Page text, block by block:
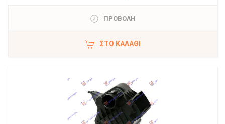
ΠΡΟΒΟΛΗ
ΣΤΟ ΚΑΛΆΘΙ